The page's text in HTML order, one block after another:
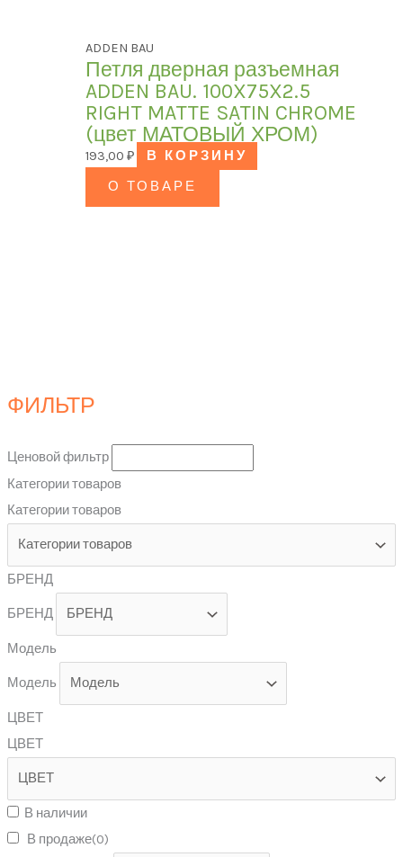
ФИЛЬТР
Ценовой фильтр
Категории товаров
Категории товаров
БРЕНД
БРЕНД
Модель
Модель
ЦВЕТ
ЦВЕТ
В наличии
В продаже(0)
ADDEN BAU
Петля дверная разъемная
ADDEN BAU. 100X75X2.5
RIGHT MATTE SATIN CHROME
(цвет МАТОВЫЙ ХРОМ)
193,00₽
В КОРЗИНУ
О ТОВАРЕ